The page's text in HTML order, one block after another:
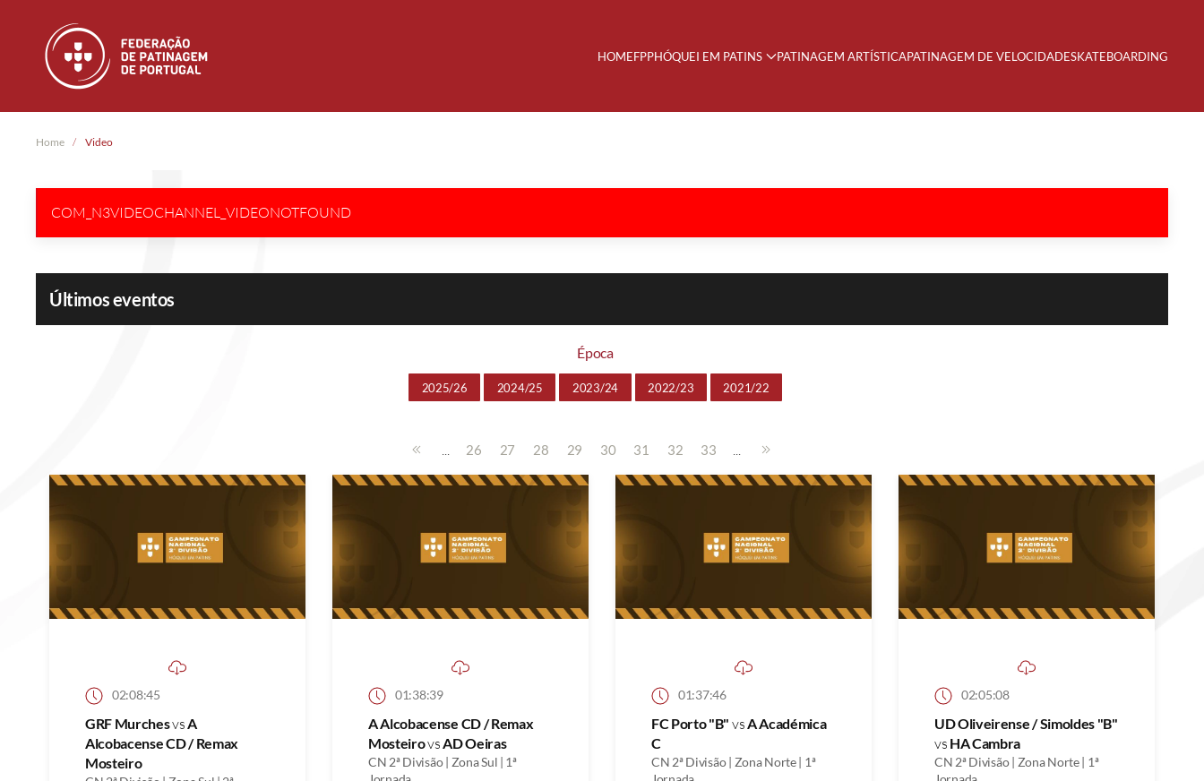
Skip to main content HOMEFPPHÓQUEI EM PATINS PATINAGEM ARTÍSTICAPATINAGEM DE VELOCIDADESKATEBOARDING
Home Video
COM_N3VIDEOCHANNEL_VIDEONOTFOUND
Últimos eventos
Época
2025/26 2024/25 2023/24 2022/23 2021/22
... 26 27 28 29 30 31 32 33 ...
02:08:45
GRF MurchesvsA
Alcobacense CD / Remax
Mosteiro
01:38:39
A Alcobacense CD / Remax
MosteirovsAD Oeiras
CN 2ª Divisão | Zona Sul | 1ª
01:37:46
FC Porto "B" vsA Académica
C
CN 2ª Divisão | Zona Norte | 1ª
02:05:08
UD Oliveirense / Simoldes "B"
vs HA Cambra
CN 2ª Divisão | Zona Norte | 1ª